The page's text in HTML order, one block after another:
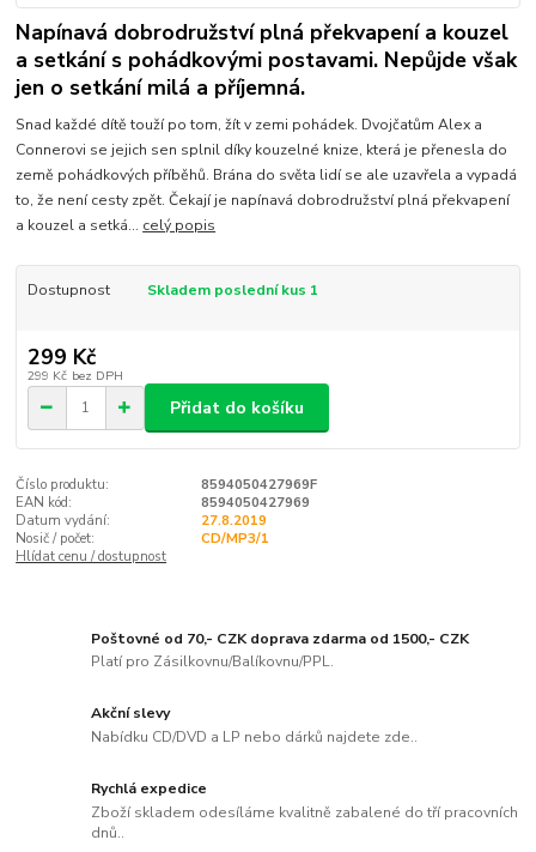
Napínavá dobrodružství plná překvapení a kouzel
a setkání s pohádkovými postavami. Nepůjde však
jen o setkání milá a příjemná.
Snad každé dítě touží po tom, žít v zemi pohádek. Dvojčatům Alex a
Connerovi se jejich sen splnil díky kouzelné knize, která je přenesla do
země pohádkových příběhů. Brána do světa lidí se ale uzavřela a vypadá
to, že není cesty zpět. Čekají je napínavá dobrodružství plná překvapení
a kouzel a setká... celý popis
Dostupnost Skladem poslední kus 1
299 Kč
299 Kč bez DPH
Přidat do košíku
Číslo produktu:
8594050427969F
EAN kód:
8594050427969
Datum vydání:
27.8.2019
Nosič / počet:
CD/MP3/1
Hlídat cenu / dostupnost
Poštovné od 70,- CZK doprava zdarma od 1500,- CZK
Platí pro Zásilkovnu/Balíkovnu/PPL.
Akční slevy
Nabídku CD/DVD a LP nebo dárků najdete zde..
Rychlá expedice
Zboží skladem odesíláme kvalitně zabalené do tří pracovních
dnů..